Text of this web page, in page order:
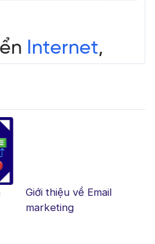
Giới thiệu về Email
marketing